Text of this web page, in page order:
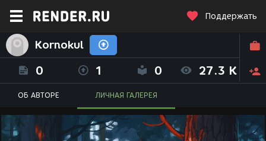
Поддержать
Kornokul
0 1 0 27.3 K
ОБ АВТОРЕ ЛИЧНАЯ ГАЛЕРЕЯ